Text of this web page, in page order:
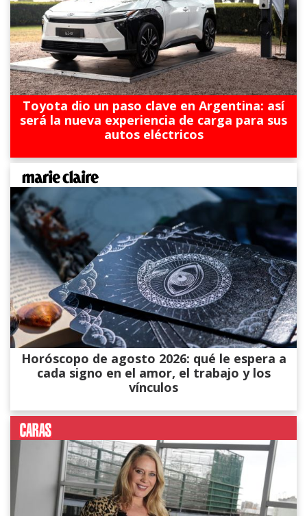
Toyota dio un paso clave en Argentina: así
será la nueva experiencia de carga para sus
autos eléctricos
Horóscopo de agosto 2026: qué le espera a
cada signo en el amor, el trabajo y los
vínculos